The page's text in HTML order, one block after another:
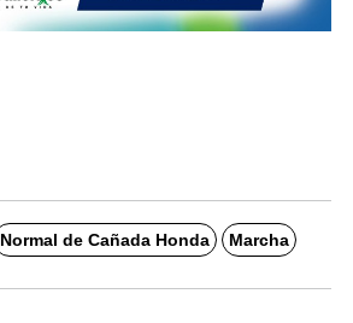
Normal de Cañada Honda Marcha